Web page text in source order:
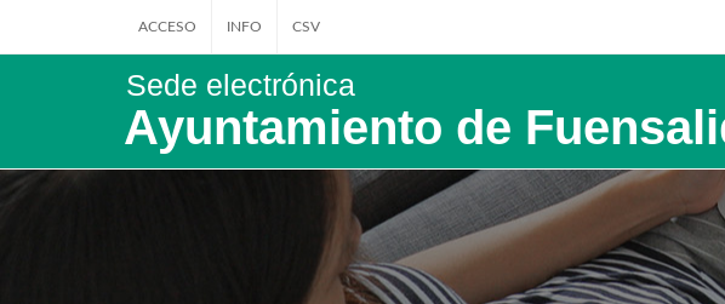
ACCESO INFO CSV
Sede electrónica
Ayuntamiento de